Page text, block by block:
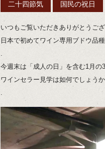
二十四節気 国民の祝日
いつもご覧いただきありがとうご
日本で初めてワイン専用ブドウ品
.
今週末は「成人の日」を含む1月
ワインセラー見学は如何でしょう
.